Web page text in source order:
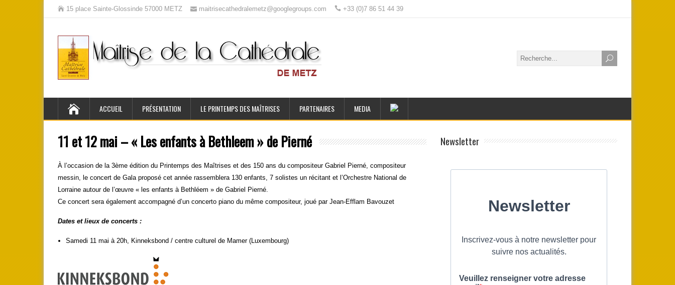
15 place Sainte-Glossinde 57000 METZ maitrisecathedralemetz@googlegroups.com +33 (0)7 86 51 44 39
ACCUEIL PRÉSENTATION LE PRINTEMPS DES MAÎTRISES PARTENAIRES MEDIA
11 et 12 mai – « Les enfants à Bethleem » de Pierné
À l’occasion de la 3ème édition du Printemps des Maîtrises et des 150 ans du compositeur Gabriel Pierné, compositeur
messin, le concert de Gala proposé cet année rassemblera 130 enfants, 7 solistes un récitant et l’Orchestre National de
Lorraine autour de l’œuvre « les enfants à Bethléem » de Gabriel Pierné.
Ce concert sera également accompagné d’un concerto piano du même compositeur, joué par Jean-Efflam Bavouzet
Dates et lieux de concerts :
Samedi 11 mai à 20h, Kinneksbond / centre culturel de Mamer (Luxembourg)
Newsletter